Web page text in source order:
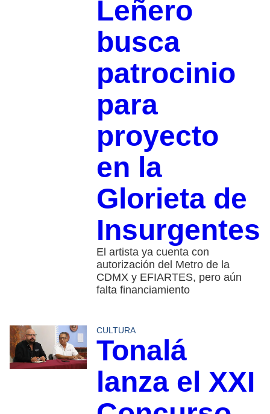
Leñero
busca
patrocinio
para
proyecto
en la
Glorieta de
Insurgentes
El artista ya cuenta con
autorización del Metro de la
CDMX y EFIARTES, pero aún
falta financiamiento
CULTURA
Tonalá
lanza el XXI